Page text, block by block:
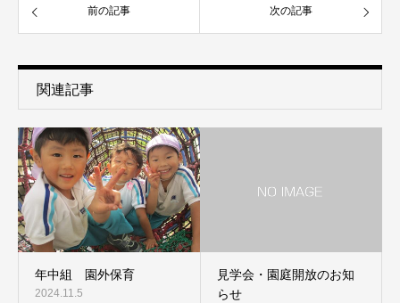
前の記事 次の記事
関連記事
年中組 園外保育
2024.11.5
見学会・園庭開放のお知
らせ